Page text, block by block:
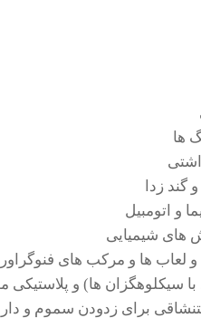
ها
گند زدا
و اتومبیل
های شیمیایی
لعاب ها و مرکب های
سیکلوهگزان ها) و پلاستیکی
برای زدودن سموم و